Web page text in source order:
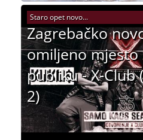
Zagrebačko
omiljeno mjesto
publiku - X-Club
2)
Staro opet novo...